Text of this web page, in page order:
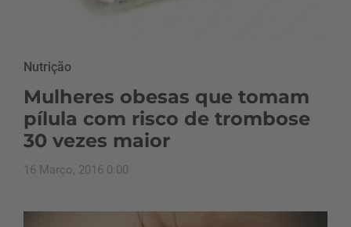
Nutrição
Mulheres obesas que tomam
pílula com risco de trombose
30 vezes maior
16 Março, 2016 0:00